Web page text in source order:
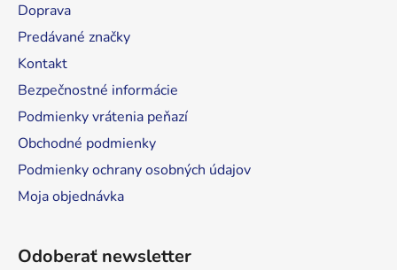
Doprava
Predávané značky
Kontakt
Bezpečnostné informácie
Podmienky vrátenia peňazí
Obchodné podmienky
Podmienky ochrany osobných údajov
Moja objednávka
Odoberať newsletter